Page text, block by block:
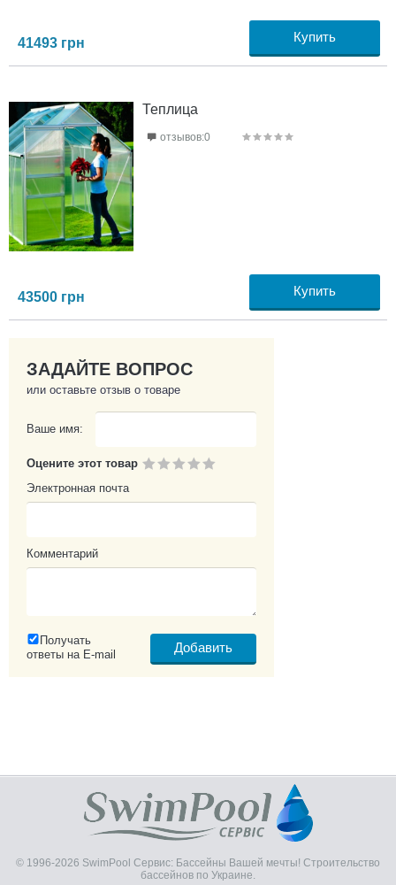
41493 грн Купить
Теплица
43500 грн Купить
отзывов:0
ЗАДАЙТЕ ВОПРОС
или оставьте отзыв о товаре
Ваше имя:
Оцените этот товар
Электронная почта
Комментарий
Получать
ответы на E-mail
© 1996-2026 SwimPool Сервис: Бассейны Вашей мечты! Строительство
бассейнов по Украине.